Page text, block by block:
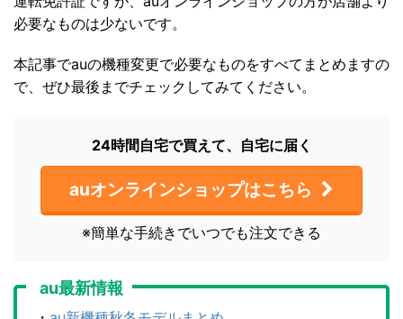
必要なものは少ないです。
本記事でauの機種変更で必要なものをすべてまとめますの
で、ぜひ最後までチェックしてみてください。
24時間自宅で買えて、自宅に届く
auオンラインショップはこちら
※簡単な手続きでいつでも注文できる
au最新情報